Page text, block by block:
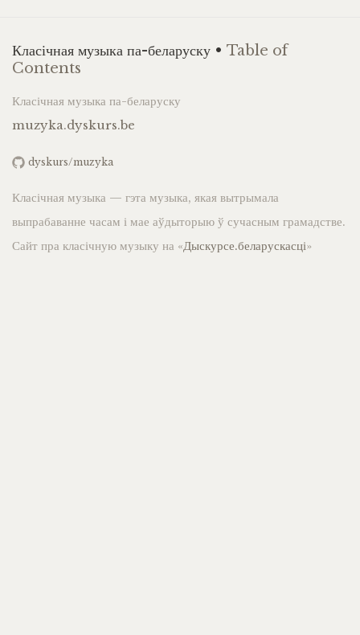
Класічная музыка па-беларуску • Table of
Contents
Класічная музыка па-беларуску
muzyka.dyskurs.be
dyskurs/muzyka
Класічная музыка — гэта музыка, якая вытрымала
выпрабаванне часам і мае аўдыторыю ў сучасным грамадстве.
Сайт пра класічную музыку на «Дыскурсе.беларускасці»